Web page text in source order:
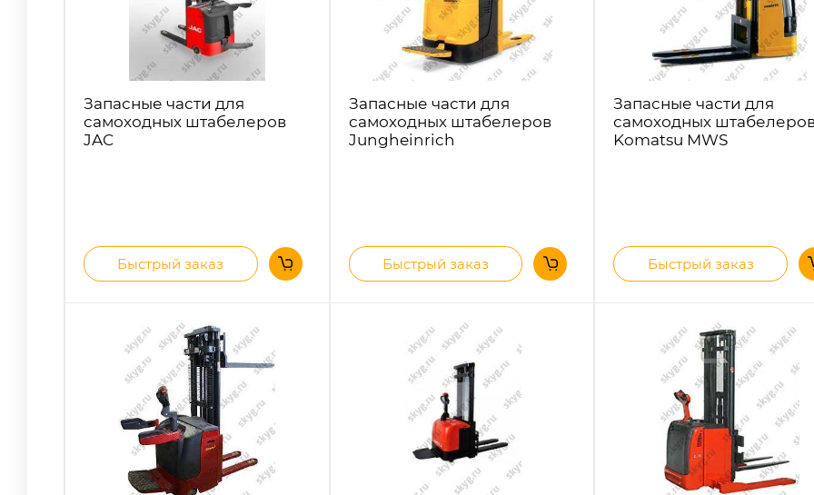
Запасные части для
самоходных штабелеров
JAC
Быстрый заказ
Запасные части для
самоходных штабелеров
Jungheinrich
Быстрый заказ
Запасные части для
самоходных
Komatsu MWS
Быстрый заказ